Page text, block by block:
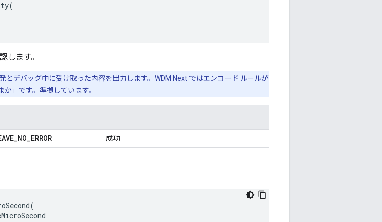
(
します。
とデバッグ中に受け取った内容を出力します。WDM Next ではエンコード ルールが
」です。準拠しています。
_NO_ERROR 成功
(